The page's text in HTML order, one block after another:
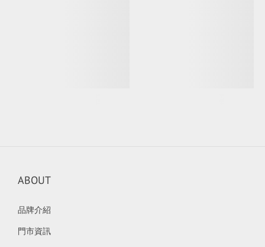
ABOUT
品牌介紹
門市資訊